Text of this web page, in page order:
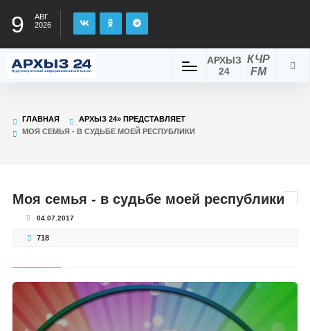
9
АВГ
2026
КЧР
FM
АРХЫЗ
24
ГЛАВНАЯ
АРХЫЗ 24» ПРЕДСТАВЛЯЕТ
МОЯ СЕМЬЯ - В СУДЬБЕ МОЕЙ РЕСПУБЛИКИ
Моя семья - в судьбе моей республики
04.07.2017
718